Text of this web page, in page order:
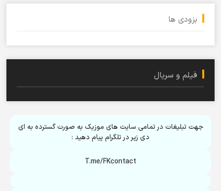
بزودی ها
فیلم و سریال
جهت تبلیغات در تمامی سایت های موزیک به صورت گسترده به ای
دی زیر در تلگرام پیام دهید :
T.me/FKcontact